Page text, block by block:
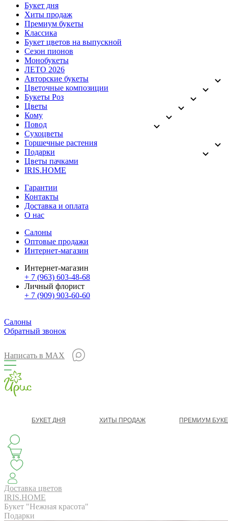
Букет дня
Хиты продаж
Премиум букеты
Классика
Букет цветов на выпускной
Сезон пионов
Монобукеты
ЛЕТО 2026
Авторские букеты
Цветочные композиции
Букеты Роз
Цветы
Кому
Повод
Сухоцветы
Горшечные растения
Подарки
Цветы пачками
IRIS.HOME
Гарантии
Контакты
Доставка и оплата
О нас
Салоны
Оптовые продажи
Интернет-магазин
Интернет-магазин
+ 7 (963) 603-48-68
Личный флорист
+ 7 (909) 903-60-60
Салоны
Обратный звонок
Написать в MAX
БУКЕТ ДНЯ ХИТЫ ПРОДАЖ ПРЕМИУМ
АВТОРСКИЕ БУКЕТЫ
Доставка цветов
IRIS.HOME
Букет "Нежная красота"
Подарки